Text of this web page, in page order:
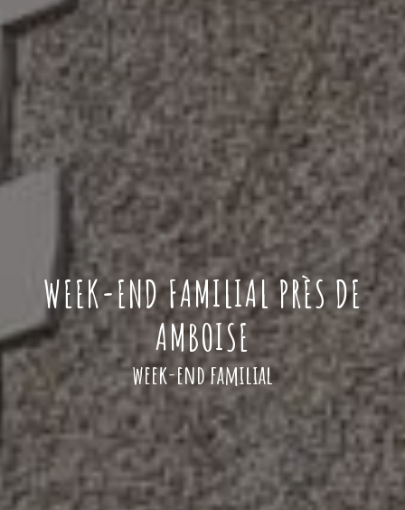
WEEK-END FAMILIAL PRÈS DE
AMBOISE
week-end familial